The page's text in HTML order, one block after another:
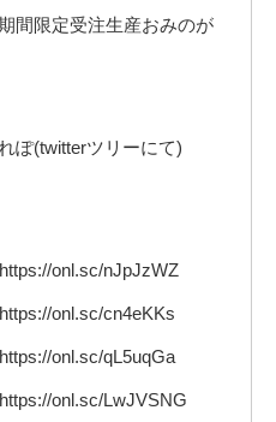
間限定受注生産おみのが
ぽ(twitterツリーにて)
onl.sc/nJpJzWZ
onl.sc/cn4eKKs
onl.sc/qL5uqGa
onl.sc/LwJVSNG